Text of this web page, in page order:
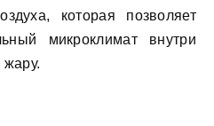
которая позволяет
микроклимат внутри